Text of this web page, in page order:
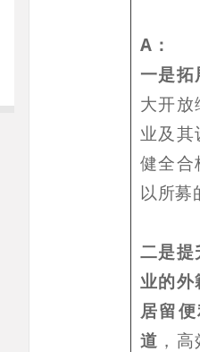
A：
一是
大开
业及
健全合
以所募
二是提
业的外
居留
道 ，